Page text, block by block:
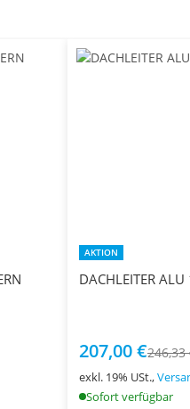
AKTION
DACHLEITER ALU
207,00 €246,33
exkl. 19% USt.,
Sofort verfügbar